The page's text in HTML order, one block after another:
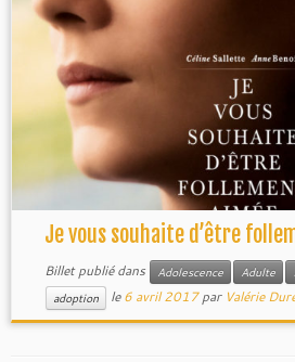
Je vous souhaite d’être
Billet publié dans Adolescence Adulte
adoption le6 avril 2017 par Valérie